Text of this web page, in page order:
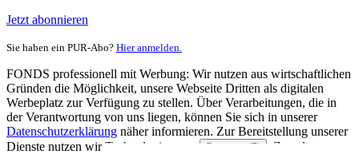
Jetzt abonnieren
Sie haben ein PUR-Abo? Hier anmelden.
FONDS professionell mit Werbung: Wir nutzen aus wirtschaftlichen
Gründen die Möglichkeit, unsere Webseite Dritten als digitalen
Werbeplatz zur Verfügung zu stellen. Über Verarbeitungen, die in
der Verantwortung von uns liegen, können Sie sich in unserer
Datenschutzerklärung näher informieren. Zur Bereitstellung unserer
Dienste nutzen wir Technologien von
Partnern (5)
. Zwecke: